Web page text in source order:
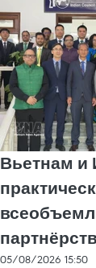
Вьетнам и
05/08/2026 15:50